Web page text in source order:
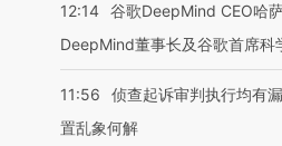
12:14 谷歌DeepMind CEO哈
DeepMind董事长及谷歌首席科
11:56
侦查起诉审判执行均有
置乱象何解